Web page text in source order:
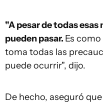
"A pesar de todas
pueden pasar. Es
toma todas las
puede ocurrir", dijo.
De hecho, aseguró que